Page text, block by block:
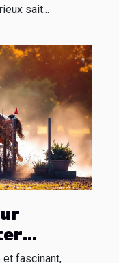
sait...
fascinant,